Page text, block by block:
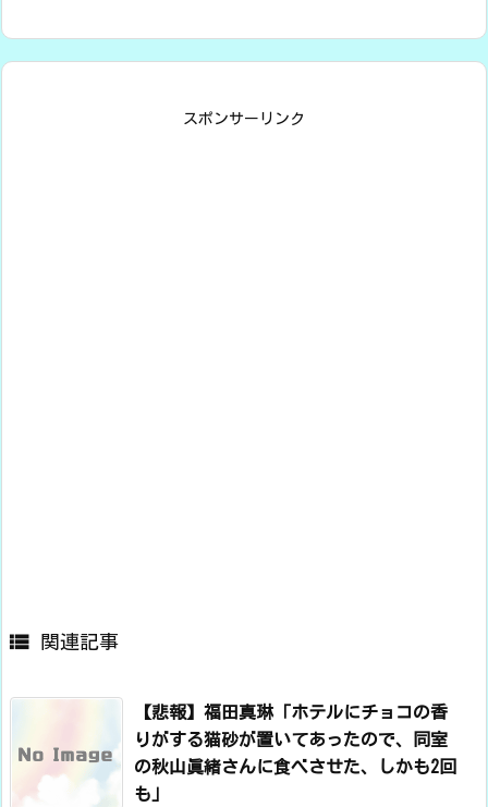
スポンサーリンク
 関連記事
【悲報】福田真琳「ホテルにチョコの香
りがする猫砂が置いてあったので、同室
の秋山眞緒さんに食べさせた、しかも2回
も」